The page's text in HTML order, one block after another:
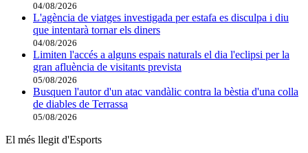
04/08/2026
L'agència de viatges investigada per estafa es disculpa i diu
que intentarà tornar els diners
04/08/2026
Limiten l'accés a alguns espais naturals el dia l'eclipsi per la
gran afluència de visitants prevista
05/08/2026
Busquen l'autor d'un atac vandàlic contra la bèstia d'una colla
de diables de Terrassa
05/08/2026
El més llegit d'Esports